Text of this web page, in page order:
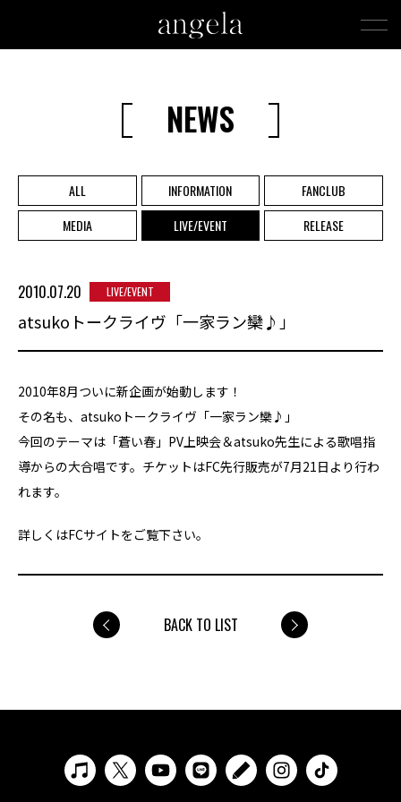
NEWS
ALL INFORMATION
FANCLUB
MEDIA
LIVE/EVENT RELEASE
2010.07.20 LIVE/EVENT
atsukoトークライヴ「一家ラン欒♪」
2010年8月ついに新企画が始動します！
その名も、atsukoトークライヴ「一家ラン欒♪」
今回のテーマは「蒼い春」PV上映会＆atsuko先生による歌唱指
導からの大合唱です。チケットはFC先行販売が7月21日より行わ
れます。
詳しくはFCサイトをご覧下さい。
BACK TO LIST